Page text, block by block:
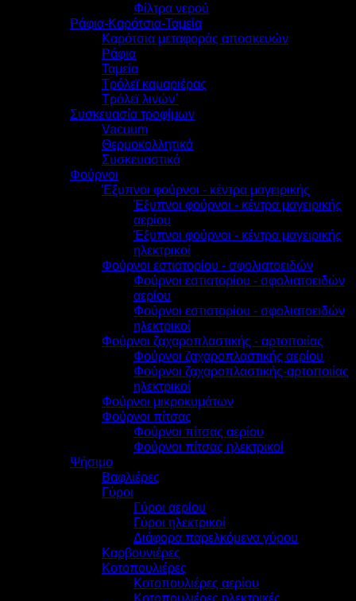
Φίλτρα νερού
Ράφια-Καρότσια-Ταμεία
Καρότσια μεταφοράς αποσκευών
Ράφια
Ταμεία
Τρόλεϊ καμαριέρας
Τρόλεϊ λινών΄
Συσκευασία τροφίμων
Vacuum
Θερμοκολλητικά
Συσκευαστικά
Φούρνοι
Έξυπνοι φούρνοι - κέντρα μαγειρικής
Έξυπνοι φούρνοι - κέντρα μαγειρικής
αερίου
Έξυπνοι φούρνοι - κέντρα μαγειρικής
ηλεκτρικοί
Φούρνοι εστιατορίου - σφολιατοειδών
Φούρνοι εστιατορίου - σφολιατοειδών
αερίου
Φούρνοι εστιατορίου - σφολιατοειδών
ηλεκτρικοί
Φούρνοι ζαχαροπλαστικής - αρτοποιίας
Φούρνοι ζαχαροπλαστικής αερίου
Φούρνοι ζαχαροπλαστικής-αρτοποιίας
ηλεκτρικοί
Φούρνοι μικροκυμάτων
Φούρνοι πίτσας
Φούρνοι πίτσας αερίου
Φούρνοι πίτσας ηλεκτρικοί
Ψήσιμο
Βαφλιέρες
Γύροι
Γύροι αερίου
Γύροι ηλεκτρικοί
Διάφορα παρελκόμενα γύρου
Καρβουνιέρες
Κοτοπουλιέρες
Κοτοπουλιέρες αερίου
Κοτοπουλιέρες ηλεκτρικές